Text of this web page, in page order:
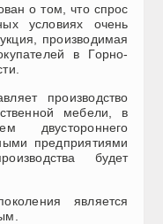
о том, что спрос
условиях очень
производимая
в Горно-
производство
мебели, в
двустороннего
предприятиями
будет
является